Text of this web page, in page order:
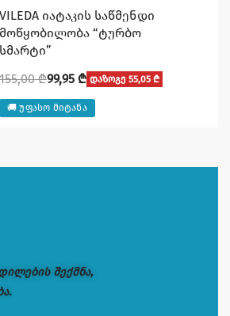
VILEDA იატაკის საწმენდი
მოწყობილობა “ტურბო
სმარტი”
155,00₾99,95 ₾ დაზოგე 55,05 ₾
🚚 უფასო მიტანა
შექმნა,